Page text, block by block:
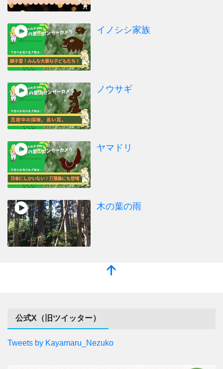
イノシシ家族
ノウサギ
ヤマドリ
木の葉の雨
公式X（旧ツイッター）
Tweets by Kayamaru_Nezuko